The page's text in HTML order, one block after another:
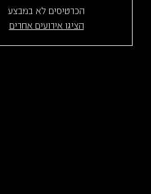
הכרטיסים לא במבצע
הציגו אירועים אחרים